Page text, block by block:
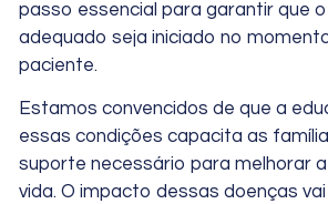
passo essencial para garantir que
adequado seja iniciado no
paciente.
Estamos convencidos de que a
essas condições capacita as
suporte necessário para melhorar
vida. O impacto dessas doenças